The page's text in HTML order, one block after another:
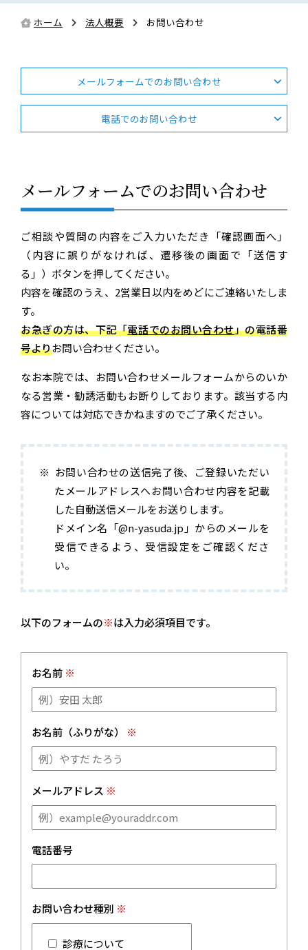
ホーム 法人概要 お問い合わせ
メールフォームでのお問い合わせ
電話でのお問い合わせ
メールフォームでのお問い合わせ
ご相談や質問の内容をご入力いただき「確認画面へ」
（内容に誤りがなければ、遷移後の画面で「送信す
る」）ボタンを押してください。
内容を確認のうえ、2営業日以内をめどにご連絡いたしま
す。
お急ぎの方は、下記「電話でのお問い合わせ」の電話番
号よりお問い合わせください。
なお本院では、お問い合わせメールフォームからのいか
なる営業・勧誘活動もお断りしております。該当する内
容については対応できかねますのでご了承ください。
お問い合わせの送信完了後、ご登録いただい
たメールアドレスへお問い合わせ内容を記載
した自動送信メールをお送りします。
ドメイン名「@n-yasuda.jp」からのメールを
受信できるよう、受信設定をご確認くださ
い。
以下のフォームの※は入力必須項目です。
お名前 ※
お名前（ふりがな） ※
メールアドレス ※
電話番号
お問い合わせ種別 ※
診療について